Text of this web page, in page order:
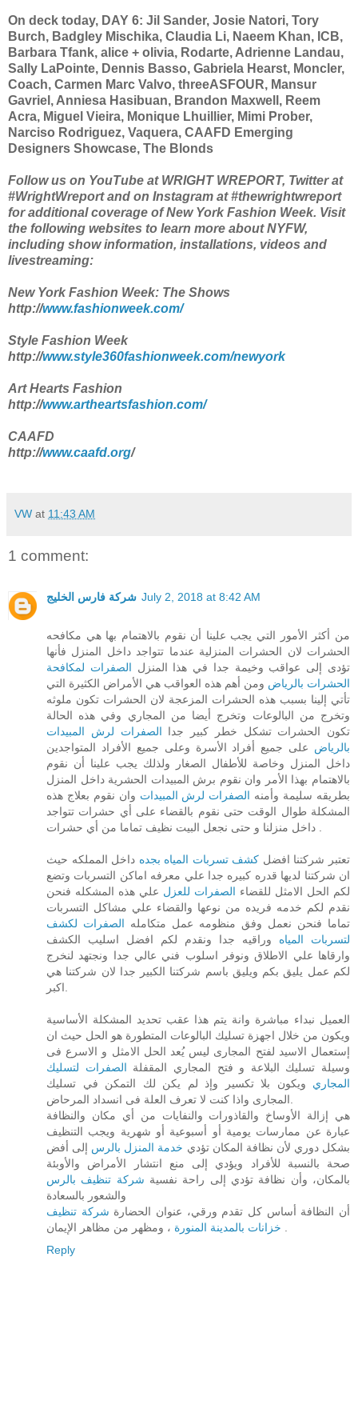
On deck today, DAY 6: Jil Sander, Josie Natori, Tory
Burch, Badgley Mischika, Claudia Li, Naeem Khan, ICB,
Barbara Tfank, alice + olivia, Rodarte, Adrienne Landau,
Sally LaPointe, Dennis Basso, Gabriela Hearst, Moncler,
Coach, Carmen Marc Valvo, threeASFOUR, Mansur
Gavriel, Anniesa Hasibuan, Brandon Maxwell, Reem
Acra, Miguel Vieira, Monique Lhuillier, Mimi Prober,
Narciso Rodriguez, Vaquera, CAAFD Emerging
Designers Showcase, The Blonds
Follow us on YouTube at WRIGHT WREPORT, Twitter at
#WrightWreport and on Instagram at #thewrightwreport
for additional coverage of New York Fashion Week. Visit
the following websites to learn more about NYFW,
including show information, installations, videos and
livestreaming:
New York Fashion Week: The Shows
http://www.fashionweek.com/
Style Fashion Week
http://www.style360fashionweek.com/newyork
Art Hearts Fashion
http://www.artheartsfashion.com/
CAAFD
http://www.caafd.org/
VW at 11:43 AM
1 comment:
شركة فارس الخليج July 2, 2018 at 8:42 AM
من أكثر الأمور التي يجب علينا أن نقوم بالاهتمام بها هي مكافحه
الحشرات لان الحشرات المنزلية عندما تتواجد داخل المنزل فأنها
تؤدى إلى عواقب وخيمة جدا في هذا المنزل الصفرات لمكافحة
الحشرات بالرياض ومن أهم هذه العواقب هي الأمراض الكثيرة التي
تأتي إلينا بسبب هذه الحشرات المزعجة لان الحشرات تكون ملوثه
وتخرج من البالوعات وتخرج أيضا من المجاري وفي هذه الحالة
تكون الحشرات تشكل خطر كبير جدا الصفرات لرش المبيدات
بالرياض على جميع أفراد الأسرة وعلى جميع الأفراد المتواجدين
داخل المنزل وخاصة للأطفال الصغار ولذلك يجب علينا أن نقوم
بالاهتمام بهذا الأمر وان نقوم برش المبيدات الحشرية داخل المنزل
بطريقه سليمة وأمنه الصفرات لرش المبيدات وان نقوم بعلاج هذه
المشكلة طوال الوقت حتى نقوم بالقضاء على أي حشرات تتواجد
تعتبر شركتنا افضل كشف تسربات المياه بجده داخل المملكه حيث
ان شركتنا لديها قدره كبيره جدا علي معرفه اماكن التسربات وتضع
لكم الحل الامثل للقضاء الصفرات للعزل علي هذه المشكله فنحن
نقدم لكم خدمه فريده من نوعها والقضاء علي مشاكل التسربات
تماما فنحن نعمل وفق منظومه عمل متكامله الصفرات لكشف
لتسربات المياه وراقيه جدا ونقدم لكم افضل اسليب الكشف
وارقاها علي الاطلاق ونوفر اسلوب فني عالي جدا ونجتهد لنخرج
لكم عمل يليق بكم ويليق باسم شركتنا الكبير جدا لان شركتنا هي
العميل نبداء مباشرة وانة يتم هذا عقب تحديد المشكلة الأساسية
ويكون من خلال اجهزة تسليك البالوعات المتطورة هو الحل حيث ان
إستعمال الاسيد لفتح المجارى ليس يُعد الحل الامثل و الاسرع فى
وسيلة تسليك البلاعة و فتح المجاري المقفلة الصفرات لتسليك
المجاري ويكون بلا تكسير وإذ لم يكن لك التمكن في تسليك
هي إزالة الأوساخ والقاذورات والنفايات من أي مكان والنظافة
عبارة عن ممارسات يومية أو أسبوعية أو شهرية ويجب التنظيف
بشكل دوري لأن نظافة المكان تؤدي خدمة المنزل بالرس إلى أفض
صحة بالنسبة للأفراد ويؤدي إلى منع انتشار الأمراض والأوبئة
بالمكان، وأن نظافة تؤدي إلى راحة نفسية شركة تنظيف بالرس
والشعور بالسعادة
أن النظافة أساس كل تقدم ورقي، عنوان الحضارة شركة تنظيف
خزانات بالمدينة المنورة
Reply